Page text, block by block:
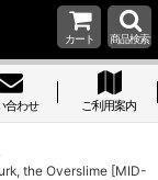
カート 商品検索
合わせ ご利用案内
the Overslime [MID-